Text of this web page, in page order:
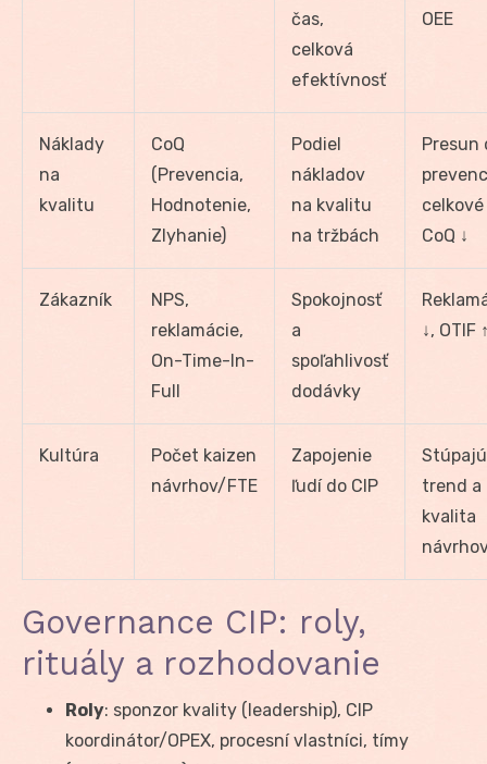
čas,
celková
efektívnosť
OEE
Náklady
na
kvalitu
CoQ
(Prevencia,
Hodnotenie,
Zlyhanie)
Podiel
nákladov
na kvalitu
na tržbách
Presun
celkové
CoQ ↓
Zákazník
NPS,
reklamácie,
On-Time-In-
Full
Spokojnosť
a
spoľahlivosť
dodávky
↓, OTIF
Kultúra
Počet kaizen
návrhov/FTE
Zapojenie
ľudí do CIP
trend a
kvalita
Governance CIP: roly,
rituály a rozhodovanie
Roly: sponzor kvality (leadership), CIP
koordinátor/OPEX, procesní vlastníci, tímy